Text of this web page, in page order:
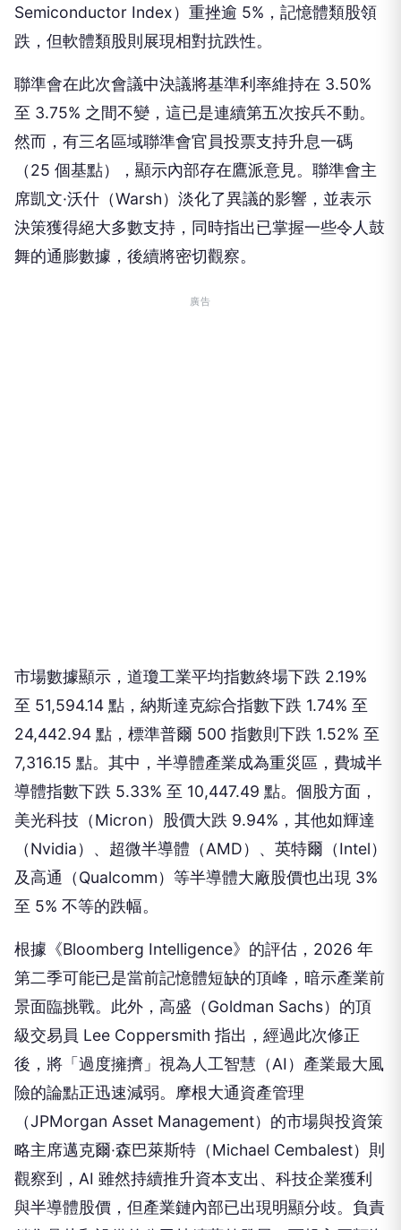
Semiconductor Index）重挫逾 5%，記憶體類股領
跌，但軟體類股則展現相對抗跌性。
聯準會在此次會議中決議將基準利率維持在 3.50%
至 3.75% 之間不變，這已是連續第五次按兵不動。
然而，有三名區域聯準會官員投票支持升息一碼
（25 個基點），顯示內部存在鷹派意見。聯準會主
席凱文·沃什（Warsh）淡化了異議的影響，並表示
決策獲得絕大多數支持，同時指出已掌握一些令人鼓
舞的通膨數據，後續將密切觀察。
廣告
市場數據顯示，道瓊工業平均指數終場下跌 2.19%
至 51,594.14 點，納斯達克綜合指數下跌 1.74% 至
24,442.94 點，標準普爾 500 指數則下跌 1.52% 至
7,316.15 點。其中，半導體產業成為重災區，費城半
導體指數下跌 5.33% 至 10,447.49 點。個股方面，
美光科技（Micron）股價大跌 9.94%，其他如輝達
（Nvidia）、超微半導體（AMD）、英特爾（Intel）
及高通（Qualcomm）等半導體大廠股價也出現 3%
至 5% 不等的跌幅。
根據《Bloomberg Intelligence》的評估，2026 年
第二季可能已是當前記憶體短缺的頂峰，暗示產業前
景面臨挑戰。此外，高盛（Goldman Sachs）的頂
級交易員 Lee Coppersmith 指出，經過此次修正
後，將「過度擁擠」視為人工智慧（AI）產業最大風
險的論點正迅速減弱。摩根大通資產管理
（JPMorgan Asset Management）的市場與投資策
略主席邁克爾·森巴萊斯特（Michael Cembalest）則
觀察到，AI 雖然持續推升資本支出、科技企業獲利
與半導體股價，但產業鏈內部已出現明顯分歧。負責